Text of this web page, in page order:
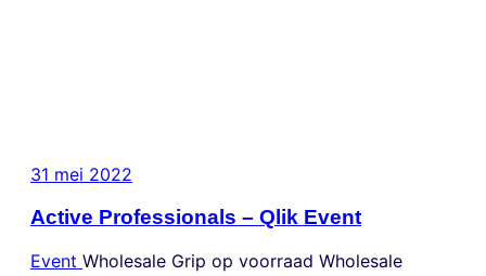
31 mei 2022
Active Professionals – Qlik Event
Event Wholesale Grip op voorraad Wholesale